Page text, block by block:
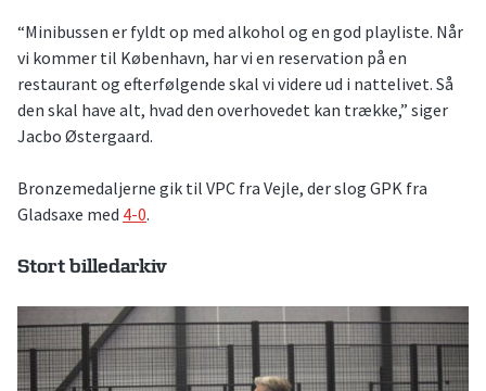
“Minibussen er fyldt op med alkohol og en god playliste. Når
vi kommer til København, har vi en reservation på en
restaurant og efterfølgende skal vi videre ud i nattelivet. Så
den skal have alt, hvad den overhovedet kan trække,” siger
Jacbo Østergaard.
Bronzemedaljerne gik til VPC fra Vejle, der slog GPK fra
Gladsaxe med 4-0.
Stort billedarkiv